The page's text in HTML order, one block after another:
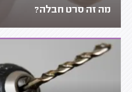
מה זה סרט חבלה?